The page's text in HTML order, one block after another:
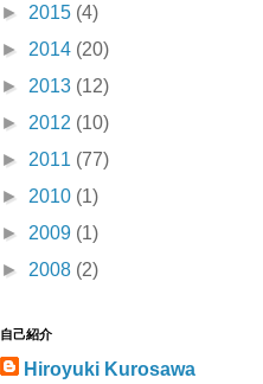
► 2015 (4)
► 2014 (20)
► 2013 (12)
► 2012 (10)
► 2011 (77)
► 2010 (1)
► 2009 (1)
► 2008 (2)
自己紹介
Hiroyuki Kurosawa